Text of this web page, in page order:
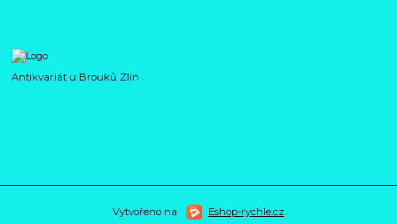
Antikvariát u Brouků Zlín
Vytvořeno na Eshop-rychle.cz